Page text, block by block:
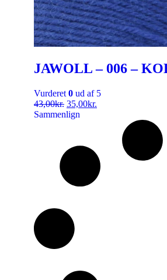
JAWOLL – 006 –
Vurderet 0 ud af 5
43,00kr. 35,00kr.
Sammenlign